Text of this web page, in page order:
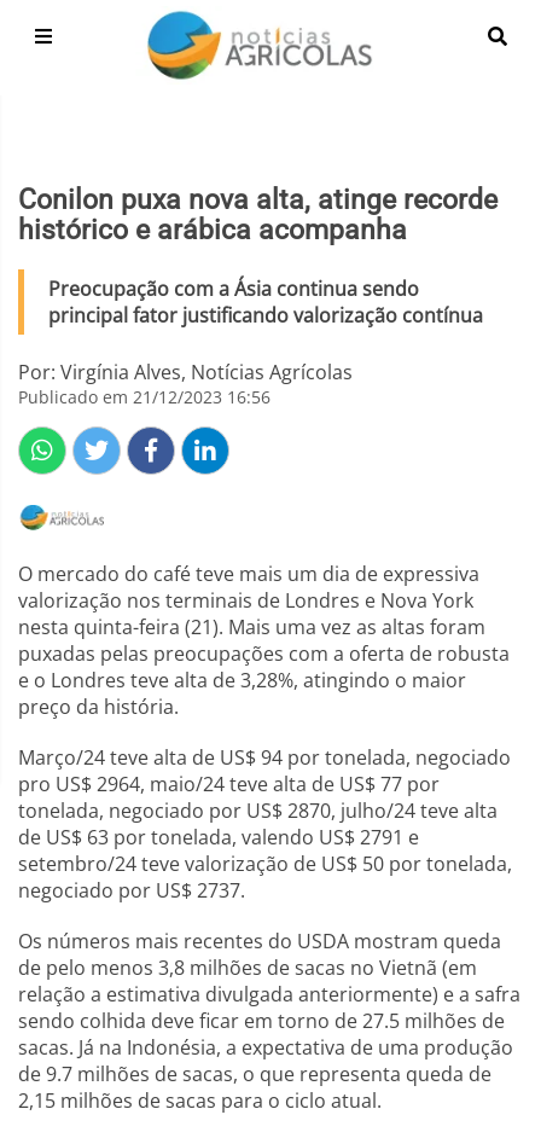
Conilon puxa nova alta, atinge recorde
histórico e arábica acompanha
Preocupação com a Ásia continua sendo
principal fator justificando valorização contínua
Por: Virgínia Alves, Notícias Agrícolas
Publicado em 21/12/2023 16:56
O mercado do café teve mais um dia de expressiva
valorização nos terminais de Londres e Nova York
nesta quinta-feira (21). Mais uma vez as altas foram
puxadas pelas preocupações com a oferta de robusta
e o Londres teve alta de 3,28%, atingindo o maior
preço da história.
Março/24 teve alta de US$ 94 por tonelada, negociado
pro US$ 2964, maio/24 teve alta de US$ 77 por
tonelada, negociado por US$ 2870, julho/24 teve alta
de US$ 63 por tonelada, valendo US$ 2791 e
setembro/24 teve valorização de US$ 50 por tonelada,
negociado por US$ 2737.
Os números mais recentes do USDA mostram queda
de pelo menos 3,8 milhões de sacas no Vietnã (em
relação a estimativa divulgada anteriormente) e a safra
sendo colhida deve ficar em torno de 27.5 milhões de
sacas. Já na Indonésia, a expectativa de uma produção
de 9.7 milhões de sacas, o que representa queda de
2,15 milhões de sacas para o ciclo atual.